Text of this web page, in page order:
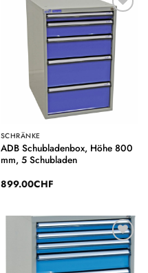
Auf die
Wunschliste
SCHRÄNKE
ADB Schubladenbox, Höhe 800
mm, 5 Schubladen
899.00CHF
Auf die
Wunschliste